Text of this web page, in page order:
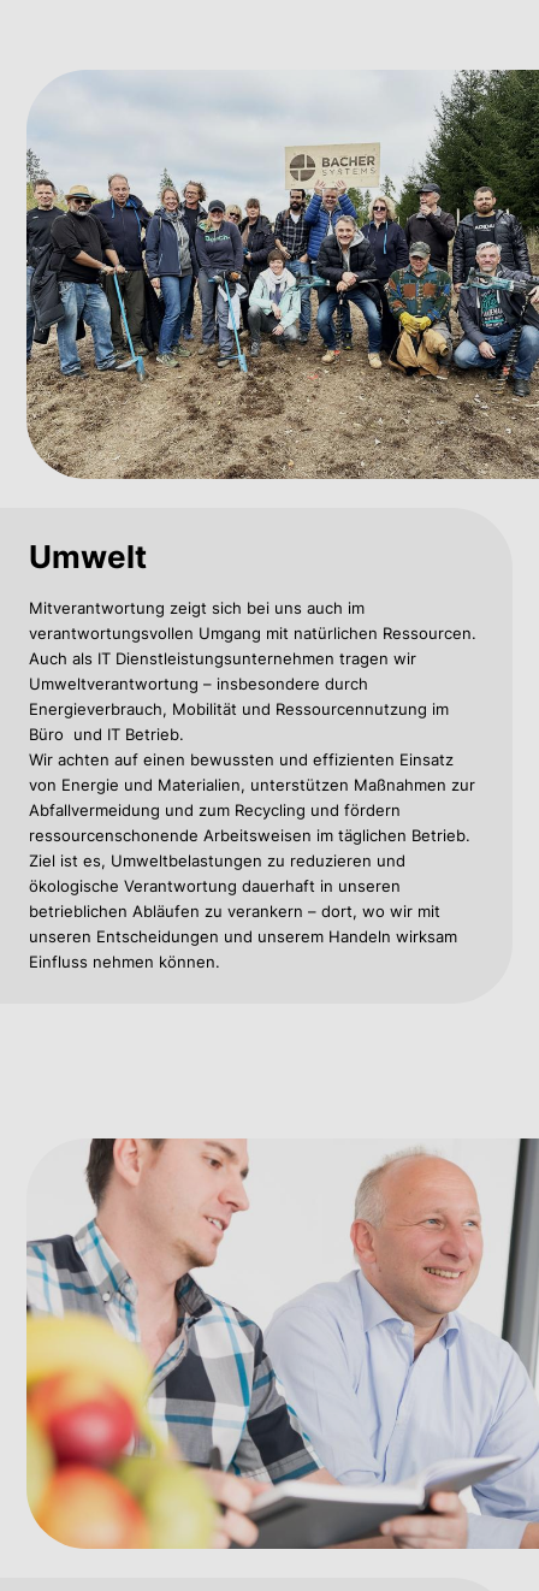
Umwelt
Mitverantwortung zeigt sich bei uns auch im
verantwortungsvollen Umgang mit natürlichen Ressourcen.
Auch als IT Dienstleistungsunternehmen tragen wir
Umweltverantwortung – insbesondere durch
Energieverbrauch, Mobilität und Ressourcennutzung im
Büro und IT Betrieb.
Wir achten auf einen bewussten und effizienten Einsatz
von Energie und Materialien, unterstützen Maßnahmen zur
Abfallvermeidung und zum Recycling und fördern
ressourcenschonende Arbeitsweisen im täglichen Betrieb.
Ziel ist es, Umweltbelastungen zu reduzieren und
ökologische Verantwortung dauerhaft in unseren
betrieblichen Abläufen zu verankern – dort, wo wir mit
unseren Entscheidungen und unserem Handeln wirksam
Einfluss nehmen können.